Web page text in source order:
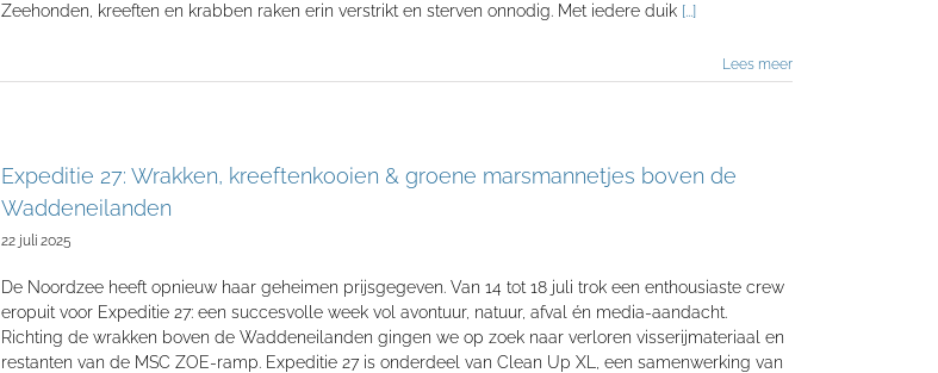
Zeehonden, kreeften en krabben raken erin verstrikt en sterven onnodig. Met iedere duik [...]
Lees meer
Expeditie 27: Wrakken, kreeftenkooien & groene marsmannetjes boven de
Waddeneilanden
22 juli 2025
De Noordzee heeft opnieuw haar geheimen prijsgegeven. Van 14 tot 18 juli trok een enthousiaste crew
eropuit voor Expeditie 27: een succesvolle week vol avontuur, natuur, afval én media-aandacht.
Richting de wrakken boven de Waddeneilanden gingen we op zoek naar verloren visserijmateriaal en
restanten van de MSC ZOE-ramp. Expeditie 27 is onderdeel van Clean Up XL, een samenwerking van